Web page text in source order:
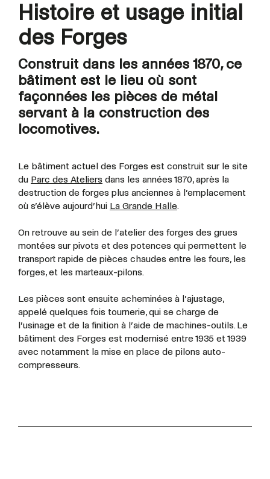
Histoire et usage initial
des Forges
Construit dans les années 1870, ce
bâtiment est le lieu où sont
façonnées les pièces de métal
servant à la construction des
locomotives.
Le bâtiment actuel des Forges est construit sur le site
du Parc des Ateliers dans les années 1870, après la
destruction de forges plus anciennes à l’emplacement
où s’élève aujourd’hui La Grande Halle.
On retrouve au sein de l’atelier des forges des grues
montées sur pivots et des potences qui permettent le
transport rapide de pièces chaudes entre les fours, les
forges, et les marteaux-pilons.
Les pièces sont ensuite acheminées à l’ajustage,
appelé quelques fois tournerie, qui se charge de
l’usinage et de la finition à l’aide de machines-outils. Le
bâtiment des Forges est modernisé entre 1935 et 1939
avec notamment la mise en place de pilons auto-
compresseurs.